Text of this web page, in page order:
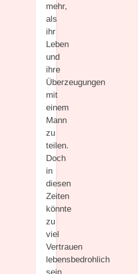
mehr,
als
ihr
Leben
und
ihre
Überzeugungen
mit
einem
Mann
zu
teilen.
Doch
in
diesen
Zeiten
könnte
zu
viel
Vertrauen
lebensbedrohlich